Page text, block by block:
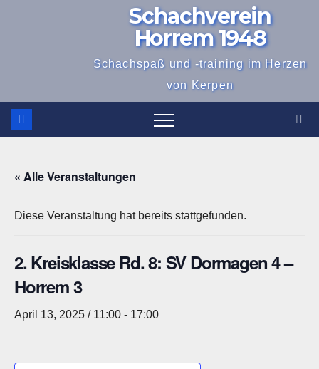
Schachverein
Horrem 1948
Schachspaß und -training im Herzen
von Kerpen
« Alle Veranstaltungen
Diese Veranstaltung hat bereits stattgefunden.
2. Kreisklasse Rd. 8: SV Dormagen 4 –
Horrem 3
April 13, 2025 / 11:00 - 17:00